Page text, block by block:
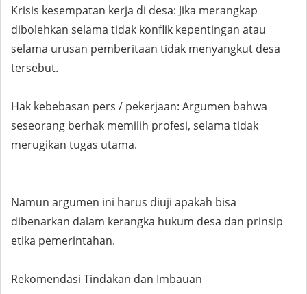
Krisis kesempatan kerja di desa: Jika merangkap
dibolehkan selama tidak konflik kepentingan atau
selama urusan pemberitaan tidak menyangkut desa
tersebut.
Hak kebebasan pers / pekerjaan: Argumen bahwa
seseorang berhak memilih profesi, selama tidak
merugikan tugas utama.
Namun argumen ini harus diuji apakah bisa
dibenarkan dalam kerangka hukum desa dan prinsip
etika pemerintahan.
Rekomendasi Tindakan dan Imbauan